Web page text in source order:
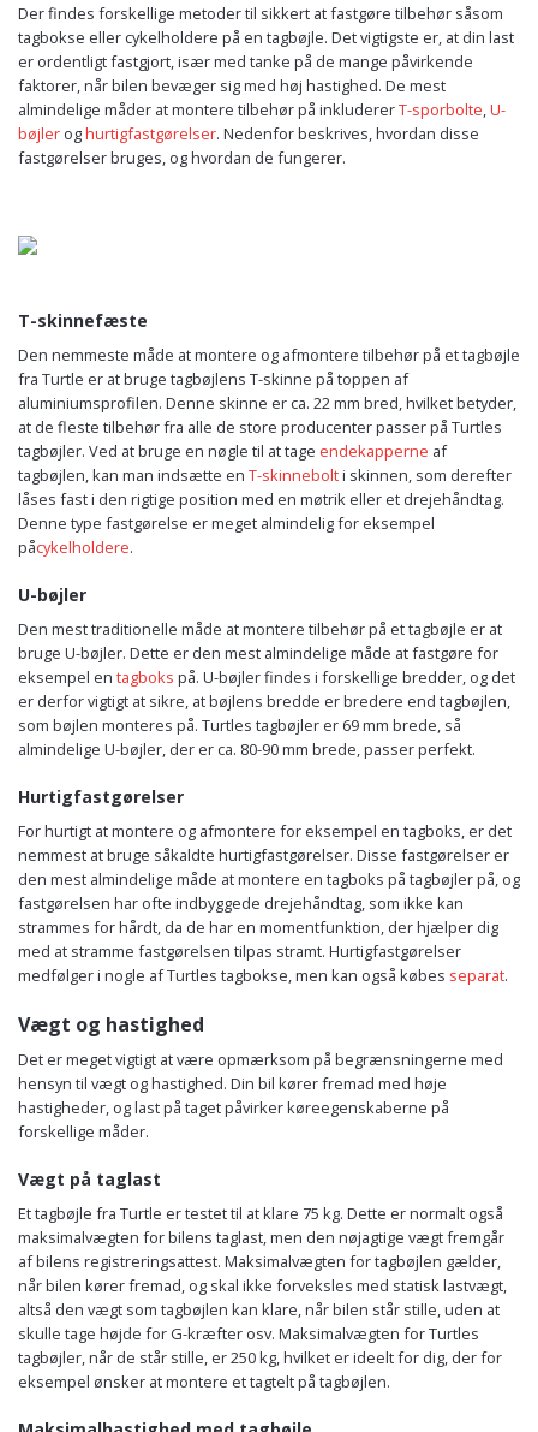
Der findes forskellige metoder til sikkert at fastgøre tilbehør såsom
tagbokse eller cykelholdere på en tagbøjle. Det vigtigste er, at din last
er ordentligt fastgjort, især med tanke på de mange påvirkende
faktorer, når bilen bevæger sig med høj hastighed. De mest
almindelige måder at montere tilbehør på inkludererT-sporbolte,U-
bøjler oghurtigfastgørelser. Nedenfor beskrives, hvordan disse
fastgørelser bruges, og hvordan de fungerer.
T-skinnefæste
Den nemmeste måde at montere og afmontere tilbehør på et tagbøjle
fra Turtle er at bruge tagbøjlens T-skinne på toppen af
aluminiumsprofilen. Denne skinne er ca. 22 mm bred, hvilket betyder,
at de fleste tilbehør fra alle de store producenter passer på Turtles
tagbøjler. Ved at bruge en nøgle til at tage endekapperne af
tagbøjlen, kan man indsætte en T-skinnebolti skinnen, som derefter
låses fast i den rigtige position med en møtrik eller et drejehåndtag.
Denne type fastgørelse er meget almindelig for eksempel
påcykelholdere.
U-bøjler
Den mest traditionelle måde at montere tilbehør på et tagbøjle er at
bruge U-bøjler. Dette er den mest almindelige måde at fastgøre for
eksempel en tagboks på. U-bøjler findes i forskellige bredder, og det
er derfor vigtigt at sikre, at bøjlens bredde er bredere end tagbøjlen,
som bøjlen monteres på. Turtles tagbøjler er 69 mm brede, så
almindelige U-bøjler, der er ca. 80-90 mm brede, passer perfekt.
Hurtigfastgørelser
For hurtigt at montere og afmontere for eksempel en tagboks, er det
nemmest at bruge såkaldte hurtigfastgørelser. Disse fastgørelser er
den mest almindelige måde at montere en tagboks på tagbøjler på, og
fastgørelsen har ofte indbyggede drejehåndtag, som ikke kan
strammes for hårdt, da de har en momentfunktion, der hjælper dig
med at stramme fastgørelsen tilpas stramt. Hurtigfastgørelser
medfølger i nogle af Turtles tagbokse, men kan også købes separat.
Vægt og hastighed
Det er meget vigtigt at være opmærksom på begrænsningerne med
hensyn til vægt og hastighed. Din bil kører fremad med høje
hastigheder, og last på taget påvirker køreegenskaberne på
forskellige måder.
Vægt på taglast
Et tagbøjle fra Turtle er testet til at klare 75 kg. Dette er normalt også
maksimalvægten for bilens taglast, men den nøjagtige vægt fremgår
af bilens registreringsattest. Maksimalvægten for tagbøjlen gælder,
når bilen kører fremad, og skal ikke forveksles med statisk lastvægt,
altså den vægt som tagbøjlen kan klare, når bilen står stille, uden at
skulle tage højde for G-kræfter osv. Maksimalvægten for Turtles
tagbøjler, når de står stille, er 250 kg, hvilket er ideelt for dig, der for
eksempel ønsker at montere et tagtelt på tagbøjlen.